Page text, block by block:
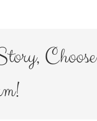
Choose